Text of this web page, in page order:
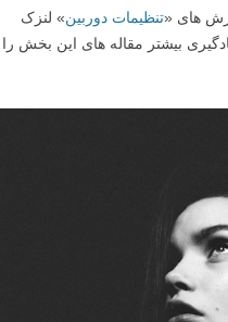
های «تنظیمات دوربین» لنزک
بیشتر مقاله های این بخش را